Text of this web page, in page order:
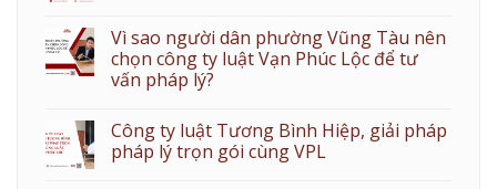
Vì sao người dân phường Vũng Tàu nên
chọn công ty luật Vạn Phúc Lộc để tư
vấn pháp lý?
Công ty luật Tương Bình Hiệp, giải pháp
pháp lý trọn gói cùng VPL